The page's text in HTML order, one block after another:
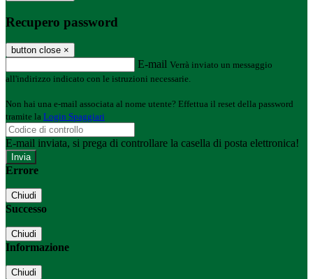
Recupero password
button close ×
E-mail Verrà inviato un messaggio
all'indirizzo indicato con le istruzioni necessarie.
Non hai una e-mail associata al nome utente? Effettua il reset della password
tramite la Login Spaggiari
E-mail inviata, si prega di controllare la casella di posta elettronica!
Errore
Chiudi
Successo
Chiudi
Informazione
Chiudi